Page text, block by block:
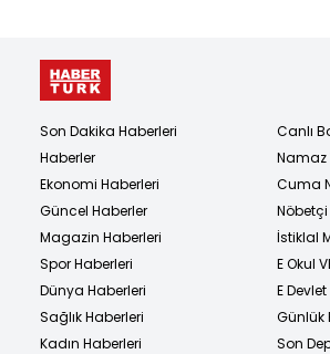
Son Dakika Haberleri
Haberler
Ekonomi Haberleri
Güncel Haberler
Magazin Haberleri
Spor Haberleri
Dünya Haberleri
Sağlık Haberleri
Kadın Haberleri
Canlı
Namaz
Cuma
İstiklal
E Okul
E
Günlük
Son